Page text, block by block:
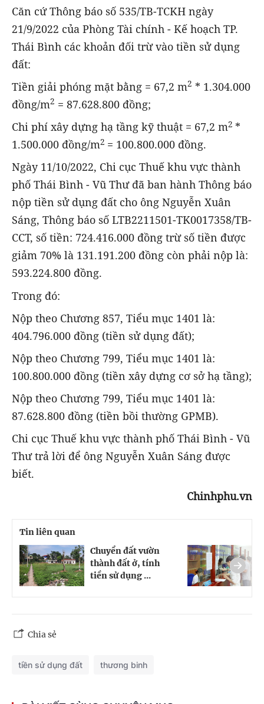
Căn cứ Thông báo số 535/TB-TCKH ngày
21/9/2022 của Phòng Tài chính - Kế hoạch TP.
Thái Bình các khoản đối trừ vào tiền sử dụng
đất:
Tiền giải phóng mặt bằng = 67,2 m2 * 1.304.000
đồng/m2 = 87.628.800 đồng;
Chi phí xây dựng hạ tầng kỹ thuật = 67,2 m2 *
1.500.000 đồng/m2 = 100.800.000 đồng.
Ngày 11/10/2022, Chi cục Thuế khu vực thành
phố Thái Bình - Vũ Thư đã ban hành Thông báo
nộp tiền sử dụng đất cho ông Nguyễn Xuân
Sáng, Thông báo số LTB2211501-TK0017358/TB-
CCT, số tiền: 724.416.000 đồng trừ số tiền được
giảm 70% là 131.191.200 đồng còn phải nộp là:
593.224.800 đồng.
Trong đó:
Nộp theo Chương 857, Tiểu mục 1401 là:
404.796.000 đồng (tiền sử dụng đất);
Nộp theo Chương 799, Tiểu mục 1401 là:
100.800.000 đồng (tiền xây dựng cơ sở hạ tầng);
Nộp theo Chương 799, Tiểu mục 1401 là:
87.628.800 đồng (tiền bồi thường GPMB).
Chi cục Thuế khu vực thành phố Thái Bình - Vũ
Thư trả lời để ông Nguyễn Xuân Sáng được
biết.
Chinhphu.vn
Tin liên quan
Chuyển đất vườn
thành đất ở, tính
tiền sử dụng ...
Chia sẻ
tiền sử dụng đất thương binh